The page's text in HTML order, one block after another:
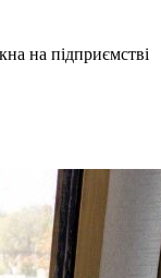
на підприємстві